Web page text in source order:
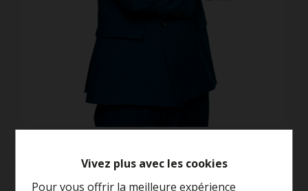
Vivez plus avec les cookies
Pour vous offrir la meilleure expérience
4 1 213 m²